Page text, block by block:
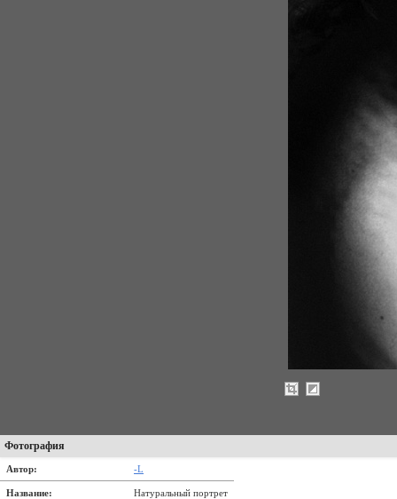
Фотография
Автор: -L
Название: Натуральный портрет